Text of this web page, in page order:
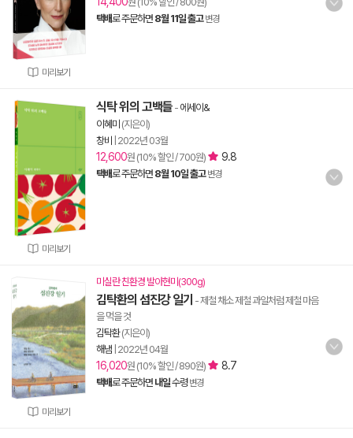
미리보기
택배로 주문하면 8월 11일 출고 변경
미리보기
식탁 위의 고백들 - 에세이&
이혜미 (지은이)
창비
2022년 03월
12,600원 (10% 할인 / 700원) 9.8
택배로 주문하면 8월 10일 출고 변경
미리보기
미실란 친환경 발아현미(300g)
김탁환의 섬진강 일기 - 제철 채소 제철 과일처럼 제철 마음
을 먹을 것
김탁환(지은이)
해냄 2022년 04월
16,020원 (10% 할인 / 890원) 8.7
택배로 주문하면 내일수령 변경